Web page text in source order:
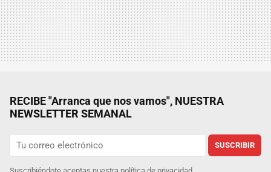
RECIBE "Arranca que nos vamos", NUESTRA
NEWSLETTER SEMANAL
SUSCRIBIR